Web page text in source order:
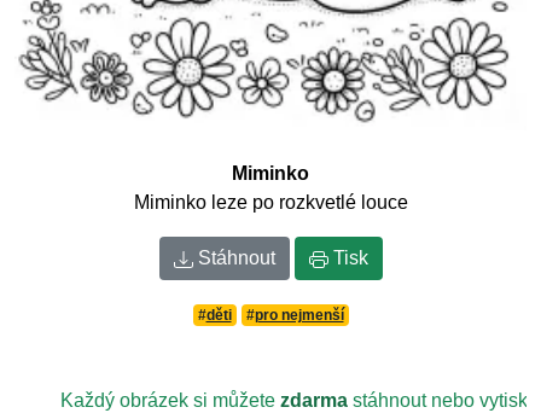
Miminko
Miminko leze po rozkvetlé louce
Stáhnout Tisk
#děti #pro nejmenší
Každý obrázek si můžete zdarma stáhnout nebo